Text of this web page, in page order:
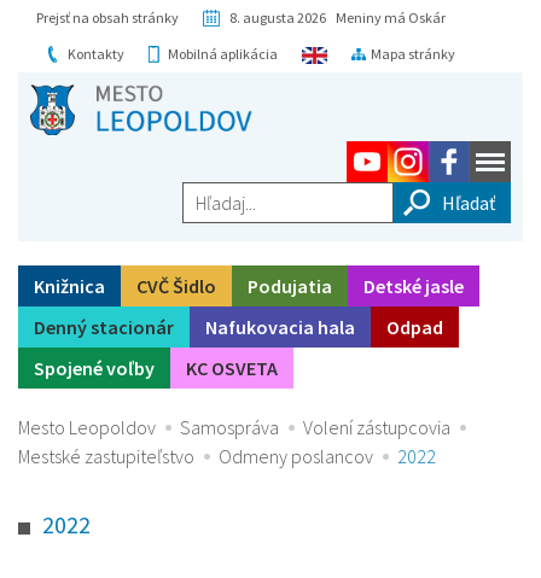
Prejsť na obsah stránky
8. augusta 2026 Meniny má Oskár
Kontakty
Mobilná aplikácia Mapa stránky
Hľadaj...
Knižnica CVČ Šidlo Podujatia
Detské jasle
Denný stacionár
Nafukovacia hala
Odpad
Spojené voľby
KC OSVETA
Mesto Leopoldov Samospráva
Volení zástupcovia
Mestské zastupiteľstvo
Odmeny poslancov 2022
2022